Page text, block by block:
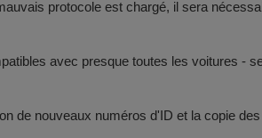
protocole est chargé, il sera
avec presque toutes les voitures -
de nouveaux numéros d'ID et la copie